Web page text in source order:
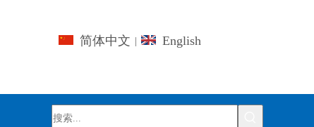
简体中文 | English